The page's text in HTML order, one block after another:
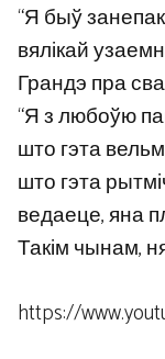
“Я быў
вялікай
Грандэ пра
“Я з любоўю
што гэта
што гэта
ведаеце, яна
Такім чынам,
https://